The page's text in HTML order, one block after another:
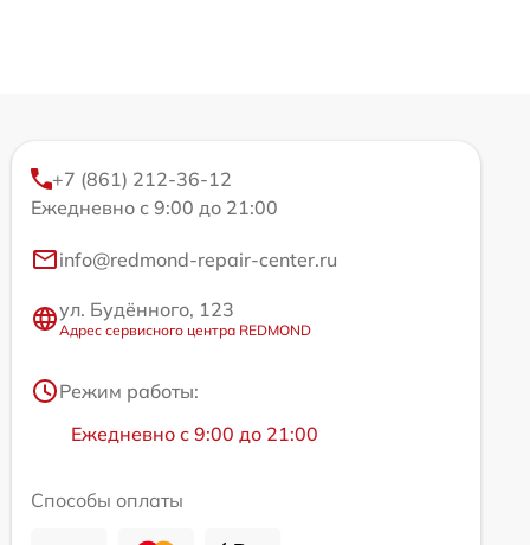
+7 (861) 212-36-12
Ежедневно с 9:00 до 21:00
info@redmond-repair-center.ru
ул. Будённого, 123
Адрес сервисного центра REDMOND
Режим работы:
Ежедневно с 9:00 до 21:00
Способы оплаты